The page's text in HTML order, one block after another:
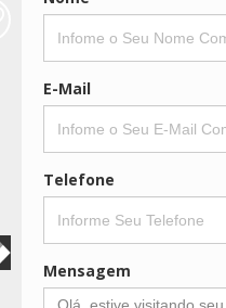
E-Mail
Telefone
Mensagem